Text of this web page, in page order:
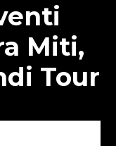
Miti,
Tour